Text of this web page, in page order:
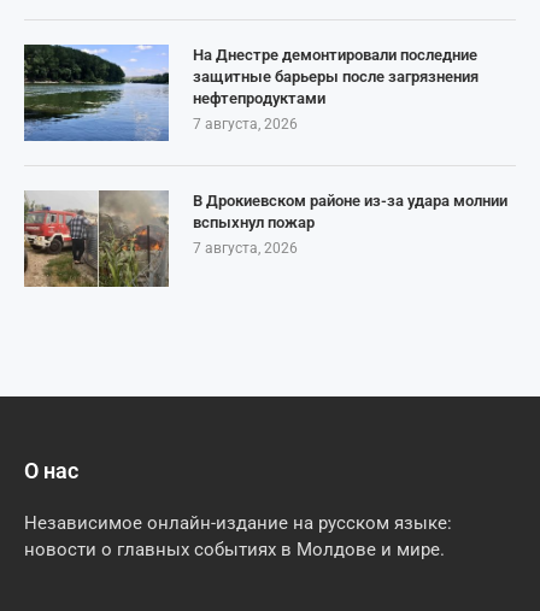
На Днестре демонтировали последние
защитные барьеры после загрязнения
нефтепродуктами
7 августа, 2026
В Дрокиевском районе из-за удара молнии
вспыхнул пожар
7 августа, 2026
О нас
Независимое онлайн-издание на русском языке:
новости о главных событиях в Молдове и мире.